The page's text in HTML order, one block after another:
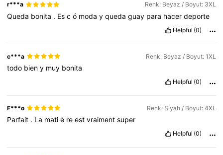
r***a Renk: Beyaz / Boyut: 3XL
Queda bonita . Escó modayquedaguay para hacerdeporte
Helpful (0)
c***a Renk: Beyaz / Boyut: 1XL
todo bieny muy bonita
Helpful (0)
F***o Renk: Siyah / Boyut: 4XL
Parfait . La matiè reestvraimentsuper
Helpful (0)